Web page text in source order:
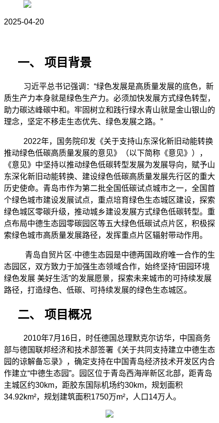
2025-04-20
一、 项目背景
习近平总书记强调： “绿色发展是高质量发展的底色，新
质生产力本身就是绿色生产力。必须加快发展方式绿色转型，
助力碳达峰碳中和。牢固树立和践行绿水青山就是金山银山的
理念，坚定不移走生态优先、绿色发展之路。”
2022年，国务院印发《关于支持山东深化新旧动能转换
推动绿色低碳高质量发展的意见》（以下简称《意见》），
《意见》中坚持以推动绿色低碳转型发展为发展导向，赋予山
东深化新旧动能转换、建设绿色低碳高质量发展先行区的重大
历史使命。青岛市作为第二批全国低碳试点城市之一，全国首
个绿色城市建设发展试点，重点培育绿色生态城区建设，探索
绿色城区零碳升级，推动城乡建设发展方式绿色低碳转型。重
点布局中德生态园零碳园区等五大绿色低碳试点片区，积极探
索绿色城市高质量发展路径，发挥重点片区辐射带动作用。
青岛自贸片区·中德生态园是中德两国政府唯一合作的生
态园区，双方致力于加强生态领域合作，始终坚持“田园环境
绿色发展 美好生活”的发展愿景，探索未来城市的可持续发展
路径，打造绿色、低碳、可持续发展的绿色生态城区。
二、 项目概况
2010年7月16日，时任德国总理默克尔访华，中国商务
部与德国联邦经济和技术部签署《关于共同支持建立中德生态
园的谅解备忘录》，确定支持在中国青岛经济技术开发区内合
作建立“中德生态园”。园区位于青岛西海岸新区北部，距青岛
主城区约30km，距胶东国际机场约30km，规划面积
34.92km²，规划建筑面积1750万m²，人口 14万人。